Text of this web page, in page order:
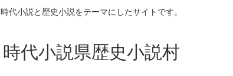
時代小説と歴史小説をテーマにしたサイトです。
時代小説県歴史小説村